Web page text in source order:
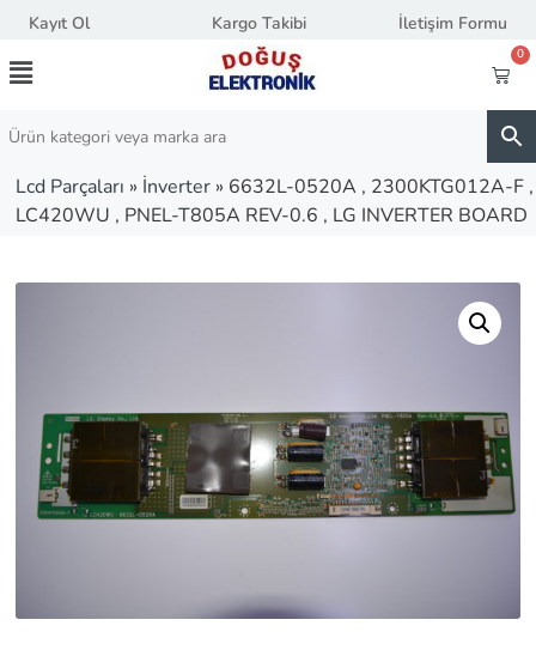
Kayıt Ol Kargo Takibi İletişim Formu
0
Lcd Parçaları » İnverter » 6632L-0520A , 2300KTG012A-F ,
LC420WU , PNEL-T805A REV-0.6 , LG INVERTER BOARD